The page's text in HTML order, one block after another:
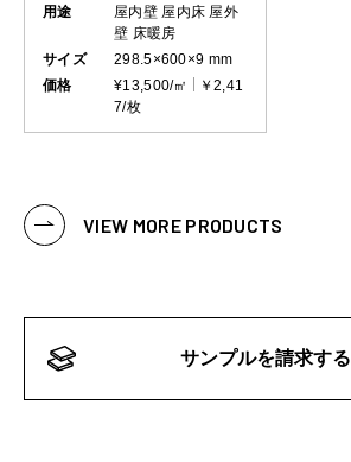
用途
屋内壁 屋内床 屋外
壁 床暖房
サイズ
298.5×600×9 mm
価格
¥13,500/㎡
￥2,41
7/枚
VIEW MORE PRODUCTS
サンプルを請求する